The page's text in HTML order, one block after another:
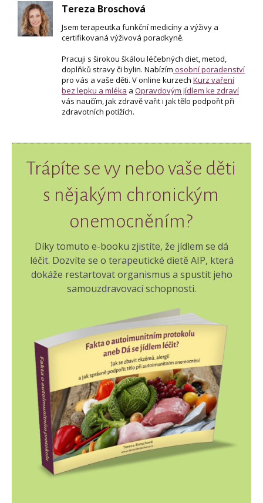
Tereza Broschová
Jsem terapeutka funkční medicíny a výživy a
certifikovaná výživová poradkyně.
Pracuji s širokou škálou léčebných diet, metod,
doplňků stravy či bylin. Nabízím osobní poradenství
pro vás a vaše děti. V online kurzech Kurz vaření
bez lepku a mléka a Opravdovým jídlem ke zdraví
vás naučím, jak zdravě vařit i jak tělo podpořit při
zdravotních potížích.
Trápíte se vy nebo vaše děti
s nějakým chronickým
onemocněním?
Díky tomuto e-booku zjistíte, že jídlem se dá
léčit. Dozvíte se o terapeutické dietě AIP, která
dokáže restartovat organismus a spustit jeho
samouzdravovací schopnosti.